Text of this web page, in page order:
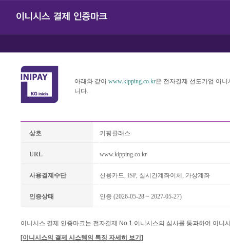
아래와 같이 www.kipping.co.kr은 전자결제 선도기업 이
니다.
상호 키핑클래스
URL www.kipping.co.kr
사용결제수단 신용카드, ISP, 실시간계좌이체, 가상계좌
인증상태 인증 (2026-05-28 ~ 2027-05-27)
이니시스 결제 인증마크는 전자결제 No.1 이니시스의 심사를 통과하여 이니
[이니시스의 결제 시스템의 특징 자세히 보기]